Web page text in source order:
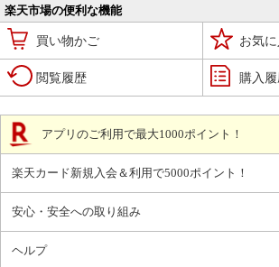
楽天市場の便利な機能
買い物かご お気に
閲覧履歴 購入
アプリのご利用で最大1000ポイント！
楽天カード新規入会＆利用で5000ポイント！
安心・安全への取り組み
ヘルプ